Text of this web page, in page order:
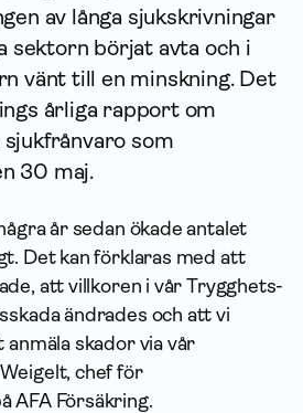
av långa sjukskrivningar
sektorn börjat avta och i
vänt till en minskning. Det
årliga rapport om
som
30 maj.
år sedan ökade antalet
Det kan förklaras med att
att villkoren i vår Trygghets­
ändrades och att vi
skador via vår
chef för
AFA För­säkring.